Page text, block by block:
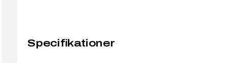
Specifikationer